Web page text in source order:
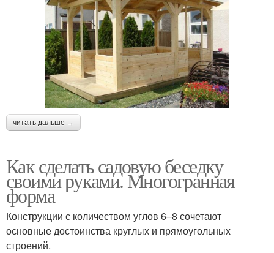
читать дальше →
Как сделать садовую беседку
своими руками. Многогранная
форма
Конструкции с количеством углов 6–8 сочетают
основные достоинства круглых и прямоугольных
строений.